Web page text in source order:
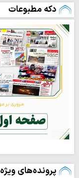
دکه مطبوعات
پرونده‌های ویژه